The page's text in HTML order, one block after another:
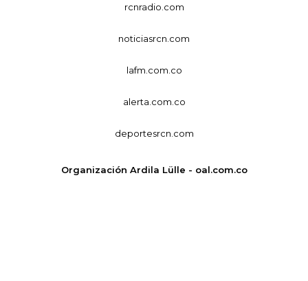
rcnradio.com
noticiasrcn.com
lafm.com.co
alerta.com.co
deportesrcn.com
Organización Ardila Lülle - oal.com.co